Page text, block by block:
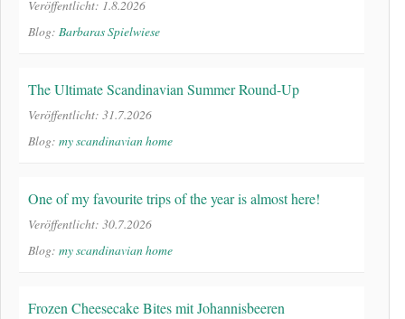
Veröffentlicht: 1.8.2026
Blog: Barbaras Spielwiese
The Ultimate Scandinavian Summer Round-Up
Veröffentlicht: 31.7.2026
Blog: my scandinavian home
One of my favourite trips of the year is almost here!
Veröffentlicht: 30.7.2026
Blog: my scandinavian home
Frozen Cheesecake Bites mit Johannisbeeren